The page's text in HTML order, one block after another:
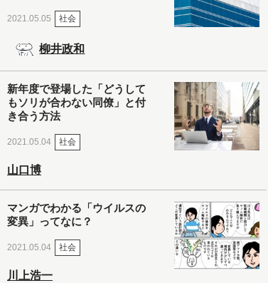
2021.05.05 社会
柳井政和
新年度で登場した「どうして
もソリが合わない同僚」と付
き合う方法
2021.05.04 社会
山口博
マンガでわかる「ウイルスの
変異」ってなに？
2021.05.04 社会
川上浩一